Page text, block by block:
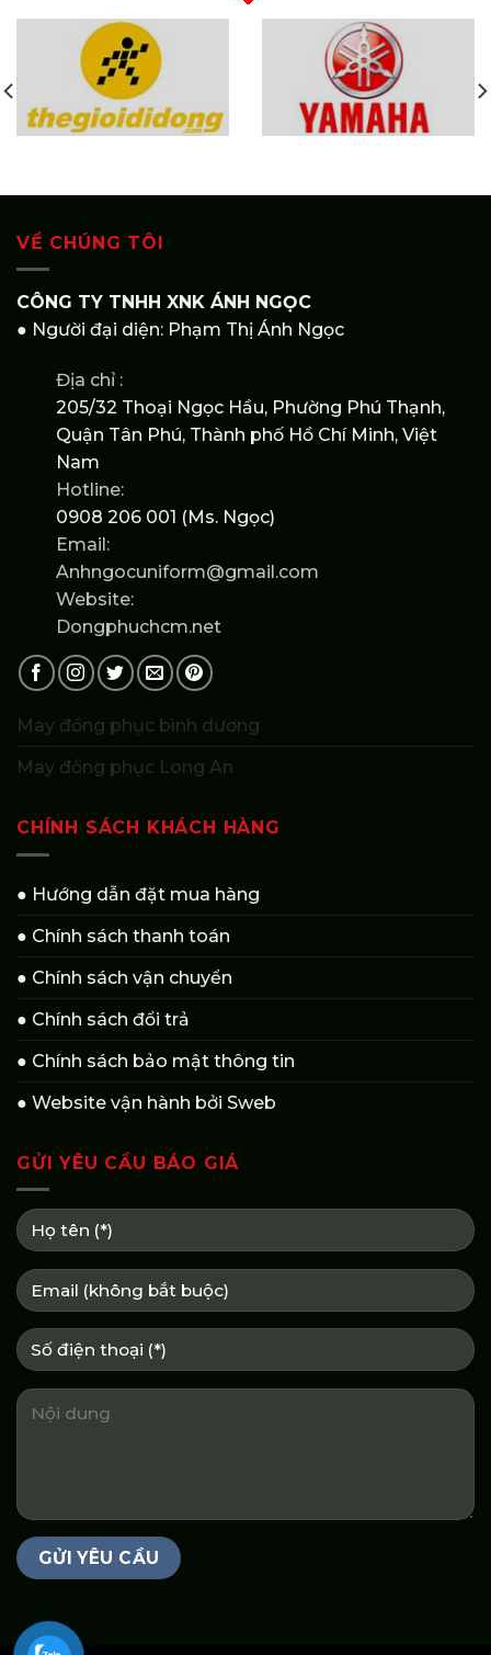
VỀ CHÚNG TÔI
CÔNG TY TNHH XNK ÁNH NGỌC
● Người đại diện: Phạm Thị Ánh Ngọc
Địa chỉ :
205/32 Thoại Ngọc Hầu, Phường Phú Thạnh,
Quận Tân Phú, Thành phố Hồ Chí Minh, Việt
Nam
Hotline:
0908 206 001 (Ms. Ngọc)
Email:
Anhngocuniform@gmail.com
Website:
Dongphuchcm.net
May đồng phục bình dương
May đồng phục Long An
CHÍNH SÁCH KHÁCH HÀNG
● Hướng dẫn đặt mua hàng
● Chính sách thanh toán
● Chính sách vận chuyển
● Chính sách đổi trả
● Chính sách bảo mật thông tin
● Website vận hành bởi Sweb
GỬI YÊU CẦU BÁO GIÁ